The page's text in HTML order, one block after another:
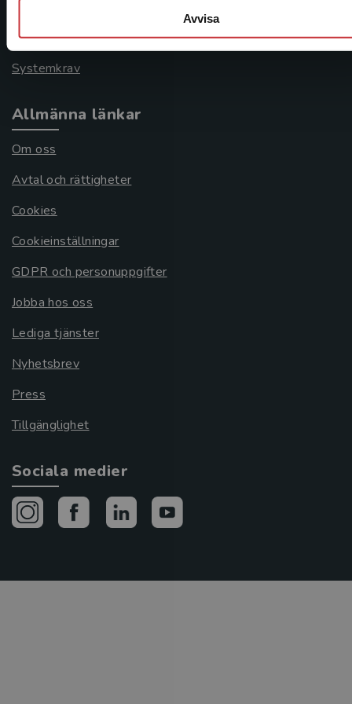
Avvisa
Frågor och svar
Köpvillkor
Systemkrav
Allmänna länkar
Om oss
Avtal och rättigheter
Cookies
Cookieinställningar
GDPR och personuppgifter
Jobba hos oss
Lediga tjänster
Nyhetsbrev
Press
Tillgänglighet
Sociala medier